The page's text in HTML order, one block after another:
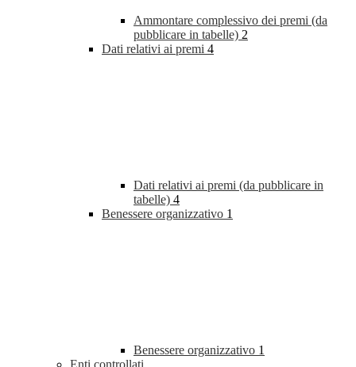
Ammontare complessivo dei premi (da
pubblicare in tabelle) 2
Dati relativi ai premi 4
Dati relativi ai premi (da pubblicare in
tabelle) 4
Benessere organizzativo 1
Benessere organizzativo 1